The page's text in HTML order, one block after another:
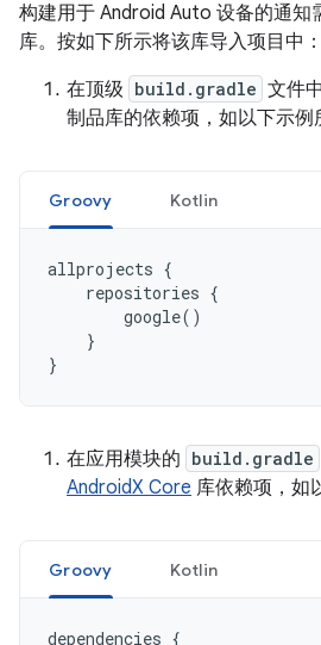
构建用于 Android Auto 设备的通知
库。按如下所示将该库导入项目中：
在顶级 build.gradle 文件
制品库的依赖项，如以下示例
Groovy Kotlin
allprojects {
repositories {
google()
}
}
在应用模块的 build.gradle
AndroidX Core 库依赖项，如
Groovy Kotlin
dependencies {